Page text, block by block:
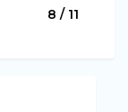
8 / 11